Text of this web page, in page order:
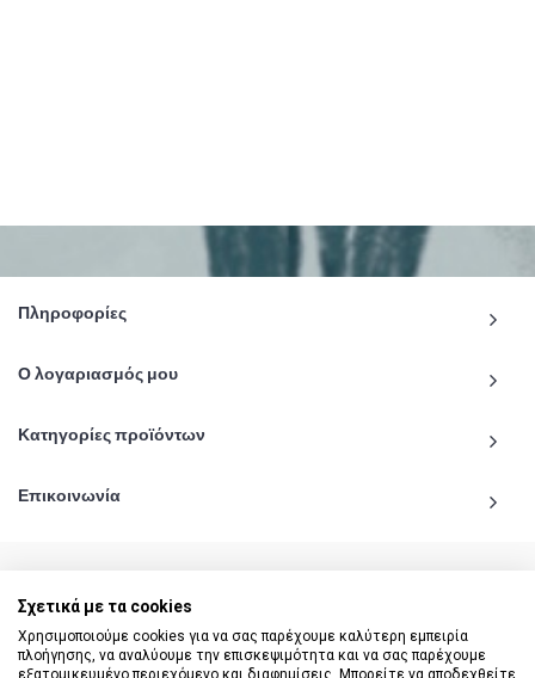
Πληροφορίες
Ο λογαριασμός μου
Κατηγορίες προϊόντων
Επικοινωνία
© 2020 - 2026 katiginetai.gr All Rights Reserved.
Σχετικά με τα cookies
Χρησιμοποιούμε cookies για να σας παρέχουμε καλύτερη εμπειρία
πλοήγησης, να αναλύουμε την επισκεψιμότητα και να σας παρέχουμε
εξατομικευμένο περιεχόμενο και διαφημίσεις. Μπορείτε να αποδεχθείτε